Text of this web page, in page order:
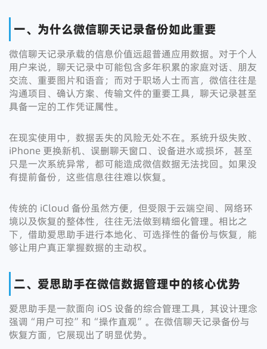
一、为什么微信聊天记录备份如此重要
微信聊天记录承载的信息价值远超普通应用数据。对于个人
用户来说，聊天记录中可能包含多年积累的家庭对话、朋友
交流、重要图片和语音；而对于职场人士而言，微信往往是
沟通项目、确认方案、传输文件的重要工具，聊天记录甚至
具备一定的工作凭证属性。
在现实使用中，数据丢失的风险无处不在。系统升级失败、
iPhone 更换新机、误删聊天窗口、设备进水或损坏，甚至
只是一次系统异常，都可能造成微信数据无法找回。如果没
有提前备份，这些信息往往难以恢复。
传统的 iCloud 备份虽然方便，但受限于云端空间、网络环
境以及恢复的整体性，往往无法做到精细化管理。相比之
下，借助爱思助手进行本地化、可选择性的备份与恢复，能
够让用户真正掌握数据的主动权。
二、爱思助手在微信数据管理中的核心优势
爱思助手是一款面向 iOS 设备的综合管理工具，其设计理念
强调“用户可控”和“操作直观”。在微信聊天记录备份与
恢复方面，它展现出了明显优势。